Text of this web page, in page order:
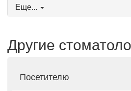
Еще...
Другие
Посетителю